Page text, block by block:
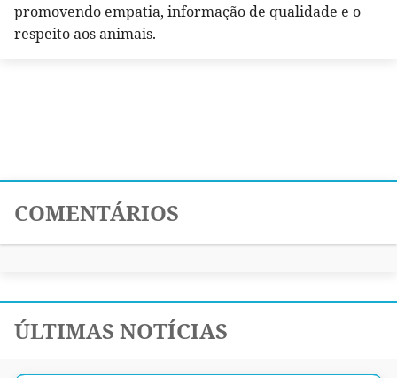
promovendo empatia, informação de qualidade e o
respeito aos animais.
COMENTÁRIOS
ÚLTIMAS NOTÍCIAS